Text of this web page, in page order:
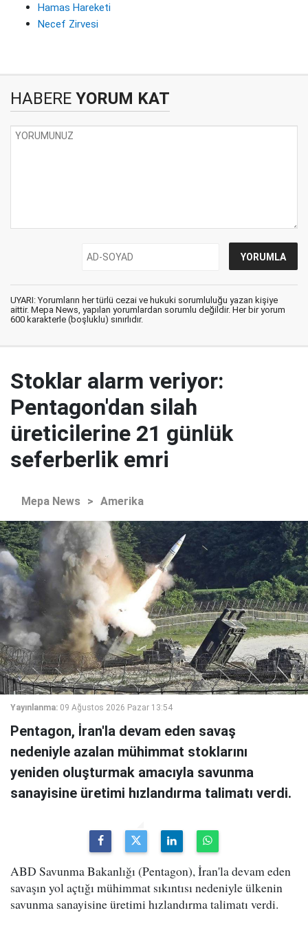
Hamas Hareketi
Necef Zirvesi
HABERE YORUM KAT
UYARI: Yorumların her türlü cezai ve hukuki sorumluluğu yazan kişiye
aittir. Mepa News, yapılan yorumlardan sorumlu değildir. Her bir yorum
600 karakterle (boşluklu) sınırlıdır.
Stoklar alarm veriyor:
Pentagon'dan silah
üreticilerine 21 günlük
seferberlik emri
Mepa News > Amerika
Yayınlanma: 09 Ağustos 2026 Pazar 13:54
Pentagon, İran'la devam eden savaş
nedeniyle azalan mühimmat stoklarını
yeniden oluşturmak amacıyla savunma
sanayisine üretimi hızlandırma talimatı verdi.
ABD Savunma Bakanlığı (Pentagon), İran'la devam eden
savaşın yol açtığı mühimmat sıkıntısı nedeniyle ülkenin
savunma sanayisine üretimi hızlandırma talimatı verdi.